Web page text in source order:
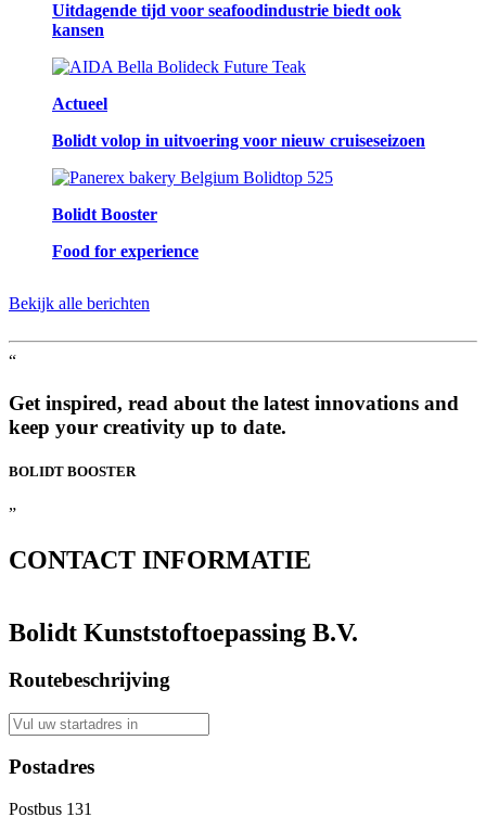
Uitdagende tijd voor seafoodindustrie biedt ook
kansen
Actueel
Bolidt volop in uitvoering voor nieuw cruiseseizoen
Bolidt Booster
Food for experience
Bekijk alle berichten
“
Get inspired, read about the latest innovations and
keep your creativity up to date.
BOLIDT BOOSTER
”
CONTACT INFORMATIE
Bolidt Kunststoftoepassing B.V.
Routebeschrijving
Postadres
Postbus 131